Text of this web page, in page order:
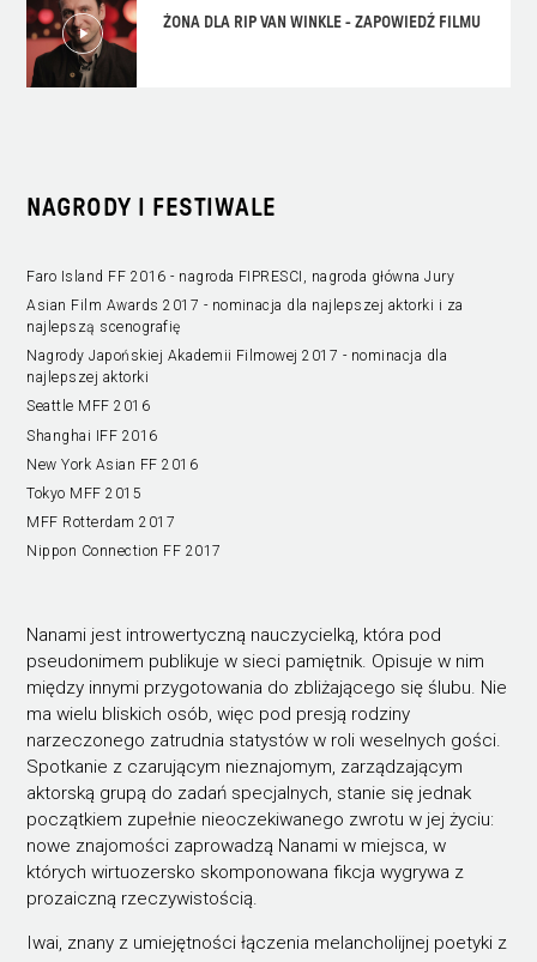
ŻONA DLA RIP VAN WINKLE - ZAPOWIEDŹ FILMU
NAGRODY I FESTIWALE
Faro Island FF 2016 - nagroda FIPRESCI, nagroda główna Jury
Asian Film Awards 2017 - nominacja dla najlepszej aktorki i za
najlepszą scenografię
Nagrody Japońskiej Akademii Filmowej 2017 - nominacja dla
najlepszej aktorki
Seattle MFF 2016
Shanghai IFF 2016
New York Asian FF 2016
Tokyo MFF 2015
MFF Rotterdam 2017
Nippon Connection FF 2017
Nanami jest introwertyczną nauczycielką, która pod
pseudonimem publikuje w sieci pamiętnik. Opisuje w nim
między innymi przygotowania do zbliżającego się ślubu. Nie
ma wielu bliskich osób, więc pod presją rodziny
narzeczonego zatrudnia statystów w roli weselnych gości.
Spotkanie z czarującym nieznajomym, zarządzającym
aktorską grupą do zadań specjalnych, stanie się jednak
początkiem zupełnie nieoczekiwanego zwrotu w jej życiu:
nowe znajomości zaprowadzą Nanami w miejsca, w
których wirtuozersko skomponowana fikcja wygrywa z
prozaiczną rzeczywistością.
Iwai, znany z umiejętności łączenia melancholijnej poetyki z